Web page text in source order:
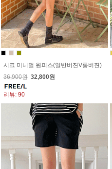
시크 미니멀 원피스(일반버젼V롱버젼)
36,900원 32,800원
리뷰: 90